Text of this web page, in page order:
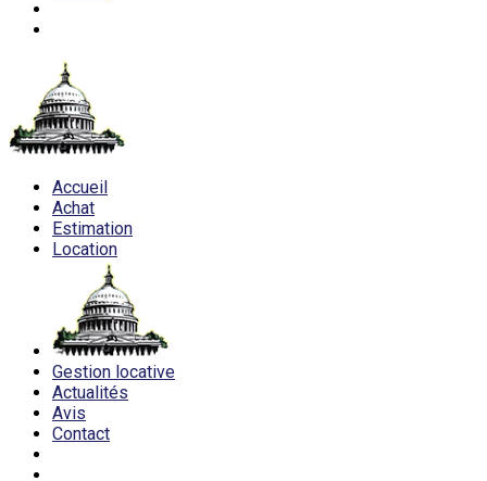
Accueil
Achat
Estimation
Location
Gestion locative
Actualités
Avis
Contact